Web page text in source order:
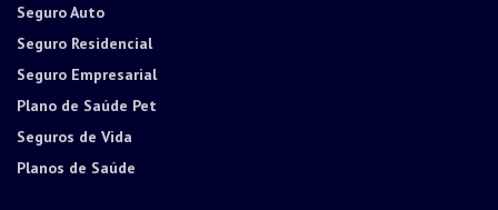
Seguro Auto
Seguro Residencial
Seguro Empresarial
Plano de Saúde Pet
Seguros de Vida
Planos de Saúde